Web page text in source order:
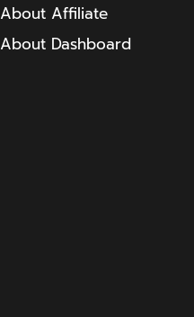
About Affiliate
About Dashboard